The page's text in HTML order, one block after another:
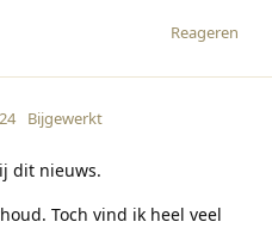
Reageren
Bijgewerkt
dit nieuws.
Toch vind ik heel veel